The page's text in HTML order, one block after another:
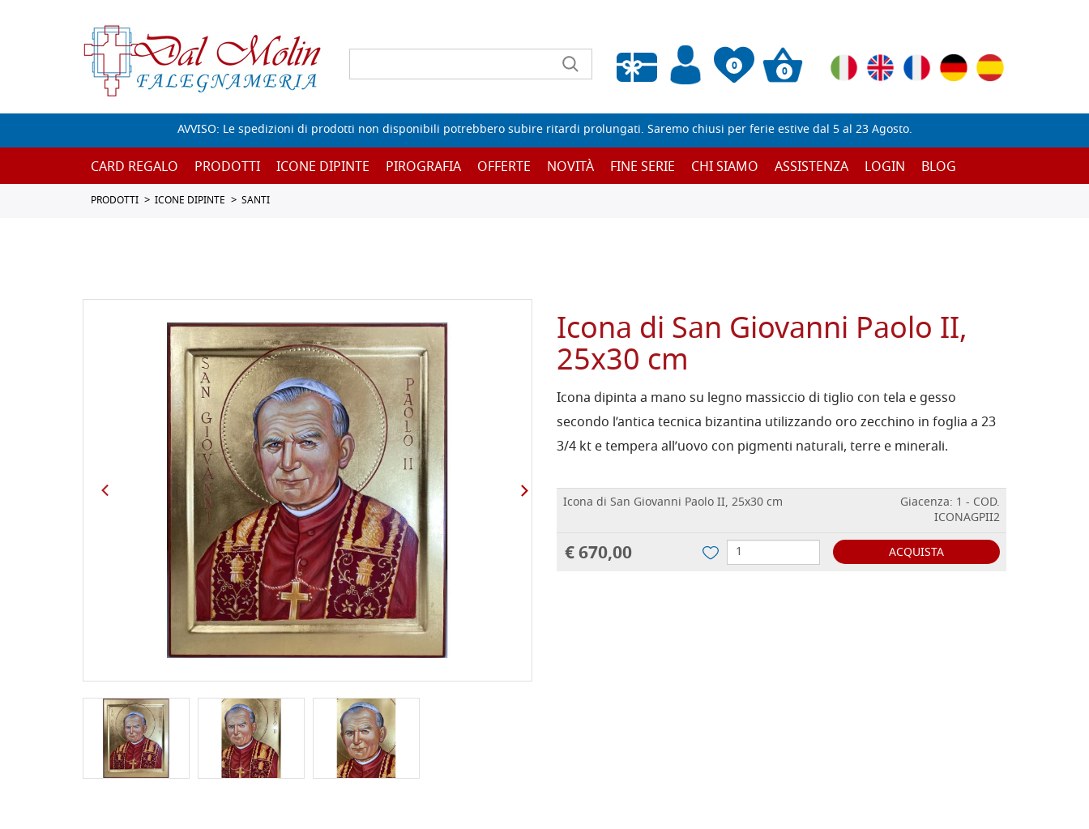
0
Wishlist vuota
0
AVVISO: Le spedizioni di prodotti non disponibili potrebbero subire ritardi prolungati. Saremo chiusi per ferie estive dal 5 al 23 Agosto.
CARD REGALO PRODOTTI ICONE DIPINTE PIROGRAFIA OFFERTE NOVITÀ FINE SERIE CHI SIAMO ASSISTENZA LOGIN BLOG
PRODOTTI ICONE DIPINTE SANTI
Icona di San Giovanni Paolo II,
25x30 cm
Icona dipinta a mano su legno massiccio di tiglio con tela e gesso
secondo l’antica tecnica bizantina utilizzando oro zecchino in foglia a 23
3/4 kt e tempera all’uovo con pigmenti naturali, terre e minerali.
Icona di San Giovanni Paolo II, 25x30 cm
Giacenza: 1 - COD.
ICONAGPII2
€ 670,00 ACQUISTA